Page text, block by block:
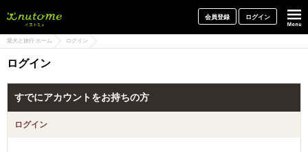
会員登録 ログイン
愛犬と旅行 ホーム ログイン
ログイン
すでにアカウントをお持ちの方
ログイン